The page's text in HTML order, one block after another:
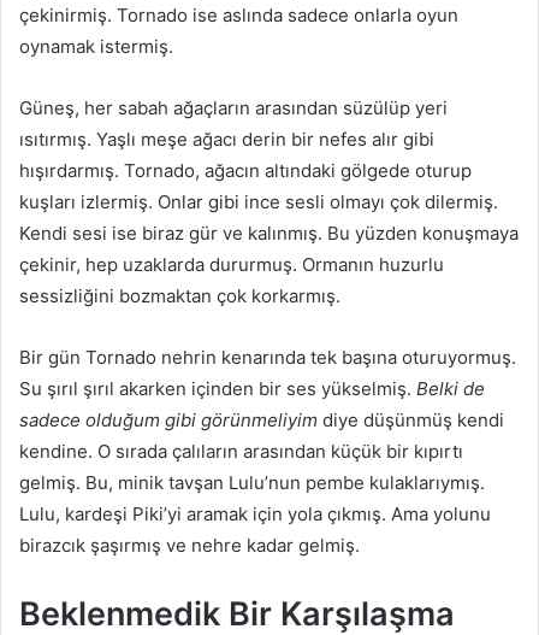
çekinirmiş. Tornado ise aslında sadece onlarla oyun
oynamak istermiş.
Güneş, her sabah ağaçların arasından süzülüp yeri
ısıtırmış. Yaşlı meşe ağacı derin bir nefes alır gibi
hışırdarmış. Tornado, ağacın altındaki gölgede oturup
kuşları izlermiş. Onlar gibi ince sesli olmayı çok dilermiş.
Kendi sesi ise biraz gür ve kalınmış. Bu yüzden konuşmaya
çekinir, hep uzaklarda dururmuş. Ormanın huzurlu
sessizliğini bozmaktan çok korkarmış.
Bir gün Tornado nehrin kenarında tek başına oturuyormuş.
Su şırıl şırıl akarken içinden bir ses yükselmiş. Belki de
sadece olduğum gibi görünmeliyim diye düşünmüş kendi
kendine. O sırada çalıların arasından küçük bir kıpırtı
gelmiş. Bu, minik tavşan Lulu’nun pembe kulaklarıymış.
Lulu, kardeşi Piki’yi aramak için yola çıkmış. Ama yolunu
birazcık şaşırmış ve nehre kadar gelmiş.
Beklenmedik Bir Karşılaşma